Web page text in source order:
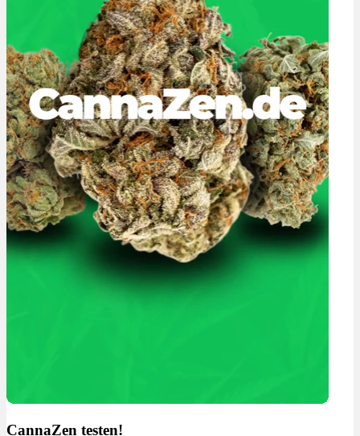
CannaZen testen!